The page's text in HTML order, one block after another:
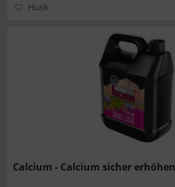
Husk
Calcium - Calcium sicher erhöhen